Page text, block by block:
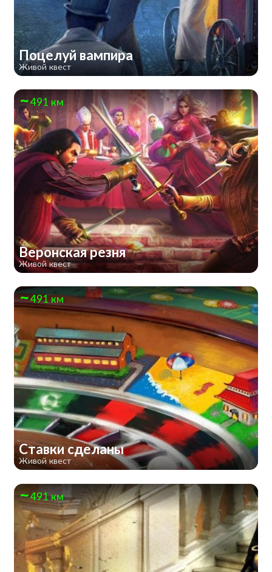
Поцелуй вампира
Живой квест
491 км
Веронская резня
Живой квест
491 км
Ставки сделаны
Живой квест
491 км